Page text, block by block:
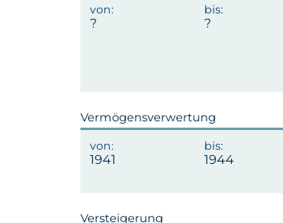
Vermögensverwertung
1941 1944
Versteigerung